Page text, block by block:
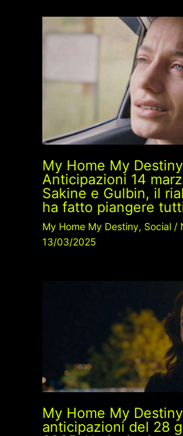
My Home My
Anticipazioni 14
Sakine e Gulbin, il
ha fatto piangere
My Home My Destiny, Social/
13/03/2025
My Home My Destiny
anticipazioni del 28